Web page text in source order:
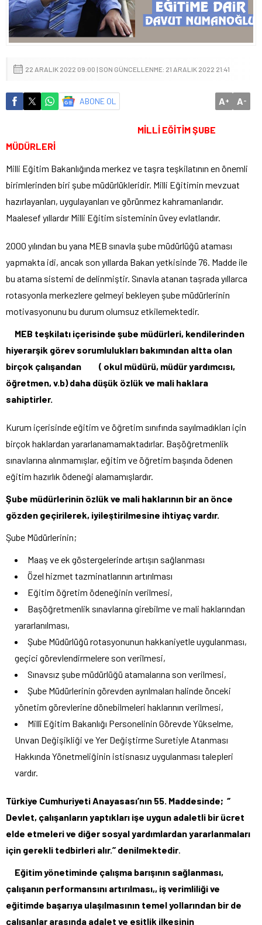
22 ARALIK 2022 09:00 | SON GÜNCELLENME: 21 ARALIK 2022 21:41
ABONE OL A+ A-
MİLLİ EĞİTİM ŞUBE
MÜDÜRLERİ
Milli Eğitim Bakanlığında merkez ve taşra teşkilatının en önemli
birimlerinden biri şube müdürlükleridir. Milli Eğitimin mevzuat
hazırlayanları, uygulayanları ve görünmez kahramanlarıdır.
Maalesef yıllardır Milli Eğitim sisteminin üvey evlatlarıdır.
2000 yılından bu yana MEB sınavla şube müdürlüğü ataması
yapmakta idi, ancak son yıllarda Bakan yetkisinde 76. Madde ile
bu atama sistemi de delinmiştir. Sınavla atanan taşrada yıllarca
rotasyonla merkezlere gelmeyi bekleyen şube müdürlerinin
motivasyonunu bu durum olumsuz etkilemektedir.
MEB teşkilatı içerisinde şube müdürleri, kendilerinden
hiyerarşik görev sorumlulukları bakımından altta olan
birçok çalışandan ( okul müdürü, müdür yardımcısı,
öğretmen, v.b) daha düşük özlük ve mali haklara
sahiptirler.
Kurum içerisinde eğitim ve öğretim sınıfında sayılmadıkları için
birçok haklardan yararlanamamaktadırlar. Başöğretmenlik
sınavlarına alınmamışlar, eğitim ve öğretim başında ödenen
eğitim hazırlık ödeneği alamamışlardır.
Şube müdürlerinin özlük ve mali haklarının bir an önce
gözden geçirilerek, iyileştirilmesine ihtiyaç vardır.
Şube Müdürlerinin;
Maaş ve ek göstergelerinde artışın sağlanması
Özel hizmet tazminatlarının artırılması
Eğitim öğretim ödeneğinin verilmesi,
Başöğretmenlik sınavlarına girebilme ve mali haklarından
yararlanılması,
Şube Müdürlüğü rotasyonunun hakkaniyetle uygulanması,
geçici görevlendirmelere son verilmesi,
Sınavsız şube müdürlüğü atamalarına son verilmesi,
Şube Müdürlerinin görevden ayrılmaları halinde önceki
yönetim görevlerine dönebilmeleri haklarının verilmesi,
Millî Eğitim Bakanlığı Personelinin Görevde Yükselme,
Unvan Değişikliği ve Yer Değiştirme Suretiyle Atanması
Hakkında Yönetmeliğinin istisnasız uygulanması talepleri
vardır.
Türkiye Cumhuriyeti Anayasası’nın 55. Maddesinde; ‘’
Devlet, çalışanların yaptıkları işe uygun adaletli bir ücret
elde etmeleri ve diğer sosyal yardımlardan yararlanmaları
için gerekli tedbirleri alır.’’ denilmektedir
Eğitim yönetiminde çalışma barışının sağlanması,
çalışanın performansını artırılması,, iş verimliliği ve
eğitimde başarıya ulaşılmasının temel yollarından bir de
çalışanlar arasında adalet ve eşitlik ilkesinin